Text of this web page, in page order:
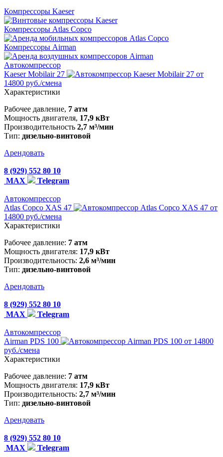
Компрессоры Kaeser
Компрессоры Atlas Copco
Компрессоры Airman
Автокомпрессор
Kaeser Mobilair 27
от
14800 руб./смена
Характеристики
Рабочее давление, 7 атм
Мощность двигателя, 17,9 кВт
Производительность 2,7 м³/мин
Тип: дизельно-винтовой
Арендовать
8 (929) 552 80 10
MAX
Telegram
Автокомпрессор
Atlas Copco XAS 47
от
14800 руб./смена
Характеристики
Рабочее давление: 7 атм
Мощность двигателя: 17,9 кВт
Производительность: 2,6 м³/мин
Тип: дизельно-винтовой
Арендовать
8 (929) 552 80 10
MAX
Telegram
Автокомпрессор
Airman PDS 100
от 14800
руб./смена
Характеристики
Рабочее давление: 7 атм
Мощность двигателя: 17,9 кВт
Производительность: 2,7 м³/мин
Тип: дизельно-винтовой
Арендовать
8 (929) 552 80 10
MAX
Telegram